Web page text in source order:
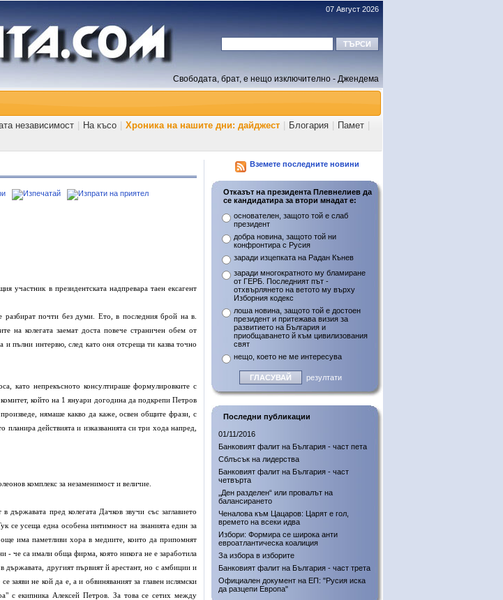
07 Август 2026
Свободата, брат, е нещо изключително - Джендема
независимост На късо Хроника на нашите дни: дайджест Блогария Памет
участник в президентската надпревара таен ексагент
почти без думи. Ето, в последния брой на в.
на колегата заемат доста повече страничен обем от
пълни интервю, след като оня отсреща ти казва точно
като непрекъсното консултираше формулировките с
който на 1 януари догодина да подкрепи Петров
нямаше какво да каже, освен общите фрази, с
действията и изказванията си три хода напред,
комплекс за незаменимост и величие.
пред колегата Дачков звучи със заглавието
се усеща една особена интимност на знанията един за
има паметливи хора в медиите, които да припомнят
- че са имали обща фирма, която никога не е заработила
държавата, другият първият й арестант, но с амбиции и
заяви не кой да е, а и обвиняваният за главен ислямски
с екипника Алексей Петров. За това се сетих между
Вземете последните новини
Отказът на президента Плевнелиев да
се кандидатира за втори мнадат е:
основателен, защото той е слаб
президент
добра новина, защото той ни
конфронтира с Русия
заради изцепката на Радан Кънев
заради многократното му бламиране
от ГЕРБ. Последният път -
отхвърлянето на ветото му върху
Изборния кодекс
лоша новина, защото той е достоен
президент и притежава визия за
развитието на България и
приобщаването й към цивилизования
свят
нещо, което не ме интересува
резултати
Последни публикации
01/11/2016
Банковият фалит на България - част пета
Сблъсък на лидерства
Банковият фалит на България - част
четвърта
„Ден разделен“ или провалът на
балансирането
Ченалова към Цацаров: Царят е гол,
времето на всеки идва
Избори: Формира се широка анти
евроатлантическа коалиция
За избора в изборите
Банковият фалит на България - част трета
Официален документ на ЕП: "Русия иска
да разцепи Европа"